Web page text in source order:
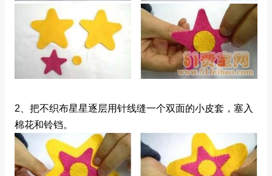
2、把不织布星星逐层用针线缝一个双面的小皮套，塞入
棉花和铃铛。